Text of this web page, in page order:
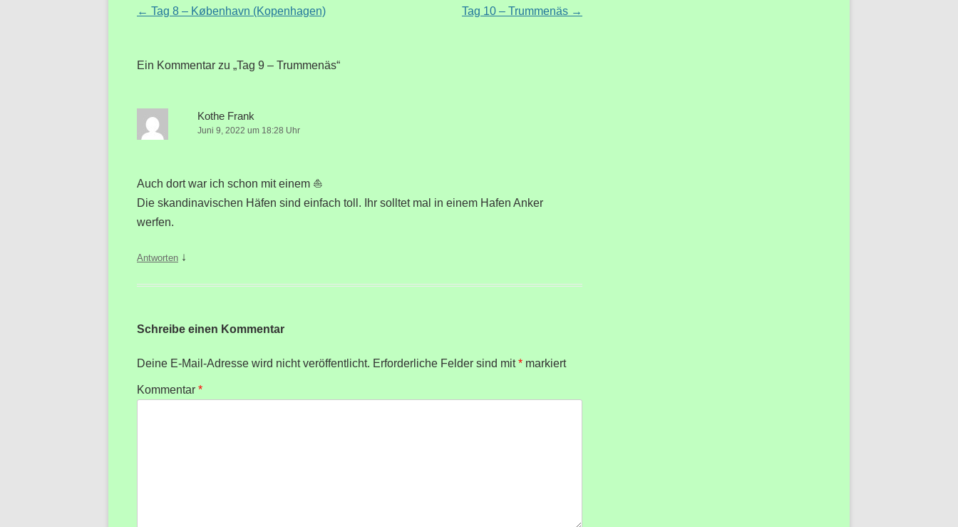
Beitragsnavigation
← Tag 8 – København (Kopenhagen) Tag 10 – Trummenäs →
Ein Kommentar zu „Tag 9 – Trummenäs“
Kothe Frank
Juni 9, 2022 um 18:28 Uhr
Auch dort war ich schon mit einem ⛵️
Die skandinavischen Häfen sind einfach toll. Ihr solltet mal in einem Hafen Anker
werfen.
Antworten ↓
Schreibe einen Kommentar
Deine E-Mail-Adresse wird nicht veröffentlicht. Erforderliche Felder sind mit* markiert
Kommentar *